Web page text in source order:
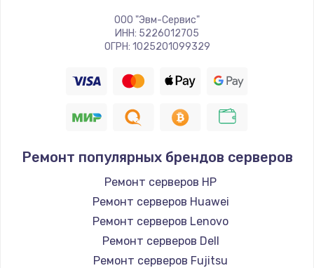
ООО "Эвм-Сервис"
ИНН: 5226012705
ОГРН: 1025201099329
Ремонт популярных брендов серверов
Ремонт серверов HP
Ремонт серверов Huawei
Ремонт серверов Lenovo
Ремонт серверов Dell
Ремонт серверов Fujitsu